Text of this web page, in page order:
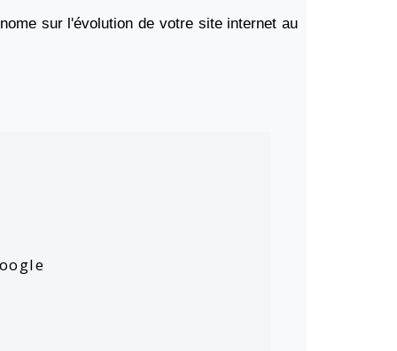
sur l'évolution de votre site internet au